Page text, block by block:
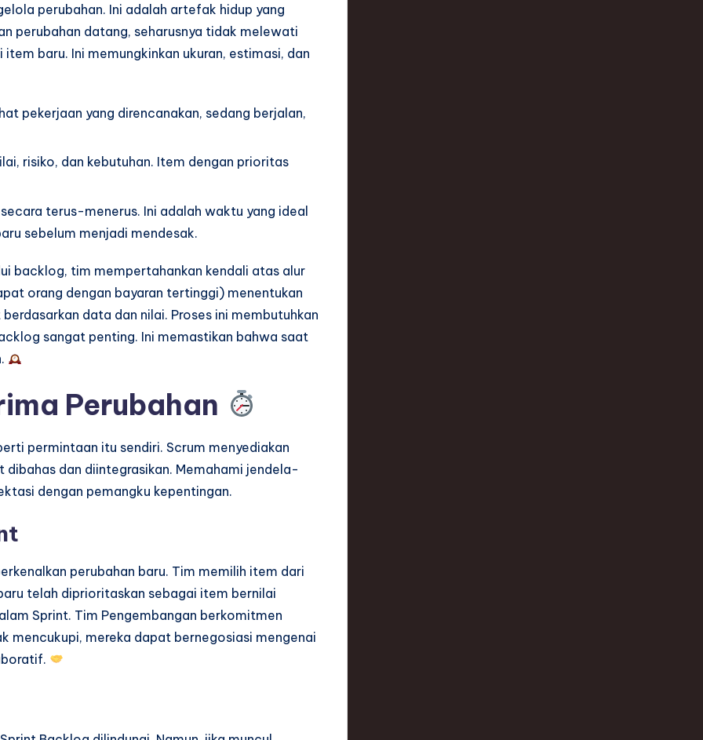
perubahan. Ini adalah artefak hidup yang
perubahan datang, seharusnya tidak melewati
baru. Ini memungkinkan ukuran, estimasi, dan
pekerjaan yang direncanakan, sedang berjalan,
risiko, dan kebutuhan. Item dengan prioritas
terus-menerus. Ini adalah waktu yang ideal
sebelum menjadi mendesak.
backlog, tim mempertahankan kendali atas alur
orang dengan bayaran tertinggi) menentukan
data dan nilai. Proses ini membutuhkan
sangat penting. Ini memastikan bahwa saat
Perubahan
permintaan itu sendiri. Scrum menyediakan
dan diintegrasikan. Memahami jendela-
dengan pemangku kepentingan.
perubahan baru. Tim memilih item dari
telah diprioritaskan sebagai item bernilai
Sprint. Tim Pengembangan berkomitmen
mencukupi, mereka dapat bernegosiasi mengenai